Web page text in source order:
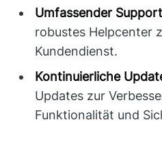
Umfassender
robustes Helpcenter
Kundendienst.
Kontinuierliche
Updates zur
Funktionalität und